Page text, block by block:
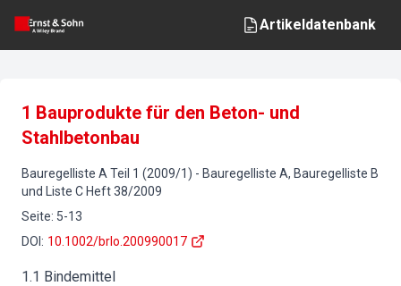
Artikeldatenbank
1 Bauprodukte für den Beton- und
Stahlbetonbau
Bauregelliste A Teil 1 (2009/1) - Bauregelliste A, Bauregelliste B
und Liste C Heft38/2009
Seite: 5-13
DOI : 10.1002/brlo.200990017
1.1 Bindemittel